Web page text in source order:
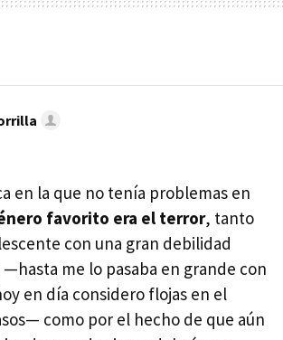
en la que no tenía problemas en
favorito era el terror, tanto
con una gran debilidad
—hasta me lo pasaba en grande con
en día considero flojas en el
como por el hecho de que aún